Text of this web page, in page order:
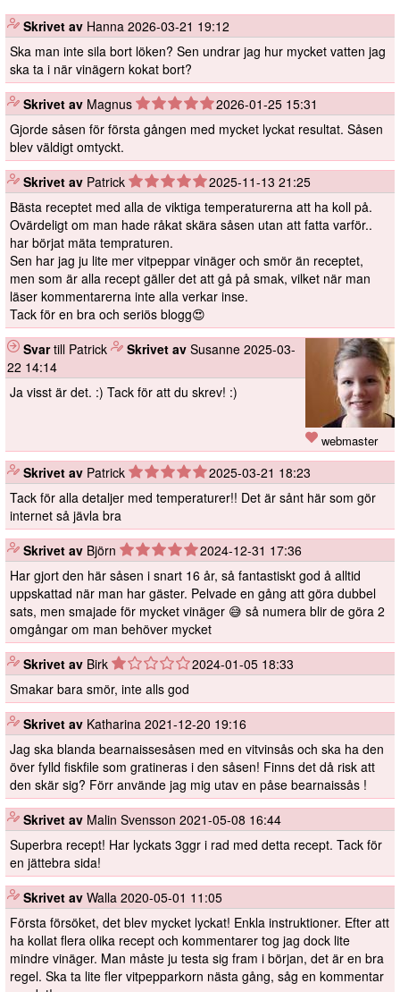
Skrivet av Hanna 2026-03-21 19:12
Ska man inte sila bort löken? Sen undrar jag hur mycket vatten jag
ska ta i när vinägern kokat bort?
Skrivet av Magnus
2026-01-25 15:31
Gjorde såsen för första gången med mycket lyckat resultat. Såsen
blev väldigt omtyckt.
Skrivet av Patrick
2025-11-13 21:25
Bästa receptet med alla de viktiga temperaturerna att ha koll på.
Ovärdeligt om man hade råkat skära såsen utan att fatta varför..
har börjat mäta tempraturen.
Sen har jag ju lite mer vitpeppar vinäger och smör än receptet,
men som är alla recept gäller det att gå på smak, vilket när man
läser kommentarerna inte alla verkar inse.
Tack för en bra och seriös blogg😍
webmaster
Svartill Patrick Skrivet av Susanne 2025-03-
22 14:14
Ja visst är det. :) Tack för att du skrev! :)
Skrivet av Patrick
2025-03-21 18:23
Tack för alla detaljer med temperaturer!! Det är sånt här som gör
internet så jävla bra
Skrivet av Björn
2024-12-31 17:36
Har gjort den här såsen i snart 16 år, så fantastiskt god å alltid
uppskattad när man har gäster. Pelvade en gång att göra dubbel
sats, men smajade för mycket vinäger 😅 så numera blir de göra 2
omgångar om man behöver mycket
Skrivet av Birk
2024-01-05 18:33
Smakar bara smör, inte alls god
Skrivet av Katharina 2021-12-20 19:16
Jag ska blanda bearnaissesåsen med en vitvinsås och ska ha den
över fylld fiskfile som gratineras i den såsen! Finns det då risk att
den skär sig? Förr använde jag mig utav en påse bearnaissås !
Skrivet av Malin Svensson 2021-05-08 16:44
Superbra recept! Har lyckats 3ggr i rad med detta recept. Tack för
en jättebra sida!
Skrivet av Walla 2020-05-01 11:05
Första försöket, det blev mycket lyckat! Enkla instruktioner. Efter att
ha kollat flera olika recept och kommentarer tog jag dock lite
mindre vinäger. Man måste ju testa sig fram i början, det är en bra
regel. Ska ta lite fler vitpepparkorn nästa gång, såg en kommentar